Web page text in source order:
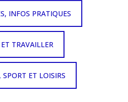
INFOS PRATIQUES
TRAVAILLER
SPORT ET LOISIRS